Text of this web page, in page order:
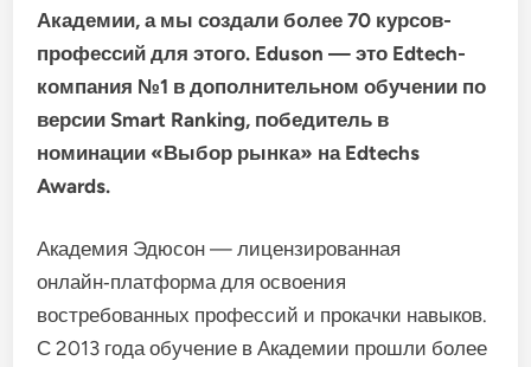
Академии, а мы создали более 70 курсов-
профессий для этого. Eduson — это Edtech-
компания №1 в дополнительном обучении по
версии Smart Ranking, победитель в
номинации «Выбор рынка» на Edtechs
Awards.
Академия Эдюсон — лицензированная
онлайн‑платформадля освоения
востребованных профессий и прокачки навыков.
С 2013 годаобучение в Академии прошли более